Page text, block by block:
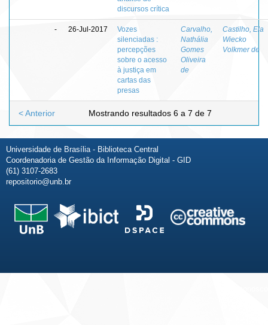
discursos crítica
- 26-Jul-2017
Vozes
silenciadas :
percepções
sobre o acesso
à justiça em
cartas das
presas
Carvalho,
Nathália
Gomes
Oliveira
de
Castilho, Ela
Wiecko
Volkmer de
Mostrando resultados 6 a 7 de 7
< Anterior
Universidade de Brasília - Biblioteca Central
Coordenadoria de Gestão da Informação Digital - GID
(61) 3107-2683
repositorio@unb.br